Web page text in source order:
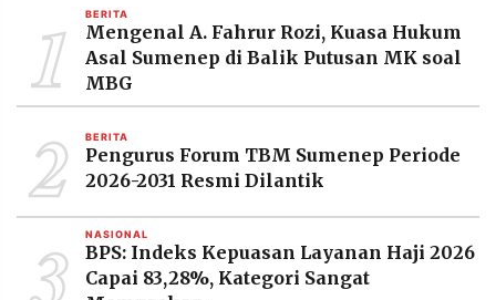
1 BERITA
Mengenal A. Fahrur Rozi, Kuasa Hukum
Asal Sumenep di Balik Putusan MK soal
MBG
2 BERITA
Pengurus Forum TBM Sumenep Periode
2026-2031 Resmi Dilantik
3 NASIONAL
BPS: Indeks Kepuasan Layanan Haji 2026
Capai 83,28%, Kategori Sangat